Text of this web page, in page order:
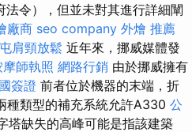
令），但並未對其進行詳細闡
廠商 seo company 外燴 推薦
肩頸放鬆 近年來，挪威媒體發
摩師執照 網路行銷 由於挪威擁有
簽證 前者位於機器的末端，折
種類型的補充系統允許A330 公
塔缺失的高峰可能是指該建築